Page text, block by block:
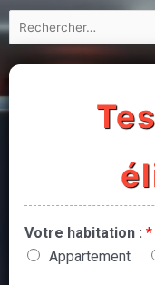
Votre habitation : *
Appartement